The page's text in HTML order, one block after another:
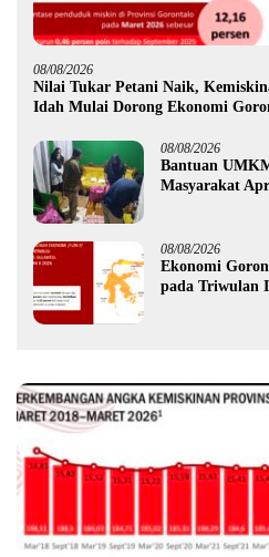
08/08/2026
Nilai Tukar Petani Naik,
Idah Mulai Dorong Ekonomi
08/08/2026
Bantuan
Masyarakat
08/08/2026
Ekonomi
pada Triwulan